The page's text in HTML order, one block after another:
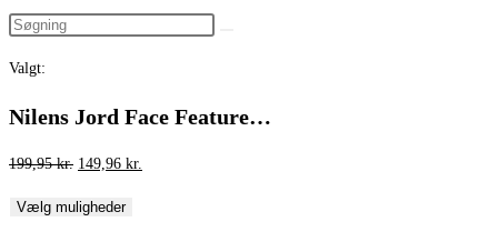
Valgt:
Nilens Jord Face Feature…
199,95kr. Den
pris
149,96 kr.
Vælg muligheder